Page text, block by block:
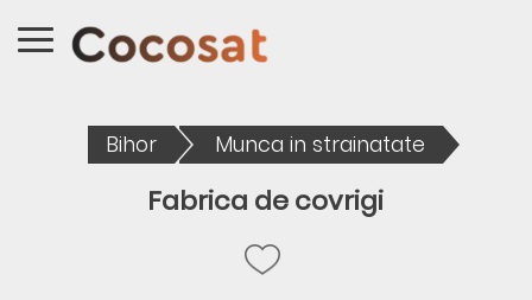
Bihor Munca in strainatate
Fabrica de covrigi